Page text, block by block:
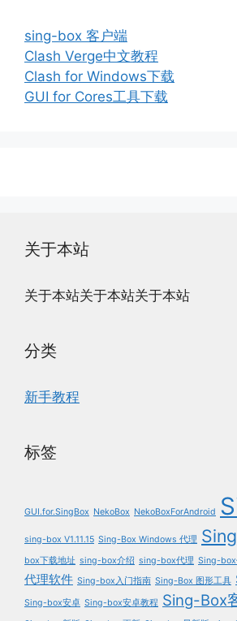
sing-box 客户端
Clash Verge中文教程
Clash for Windows下载
GUI for Cores工具下载
关于本站
关于本站关于本站关于本站
分类
新手教程
标签
GUI.for.SingBox NekoBox NekoBoxForAndroid
sing-box V1.11.15 Sing-Box Windows 代理
box下载地址 sing-box介绍 sing-box代理 Sing-box
代理软件 Sing-box入门指南 Sing-Box 图形工具
Sing-box安卓 Sing-box安卓教程 Sing-Box